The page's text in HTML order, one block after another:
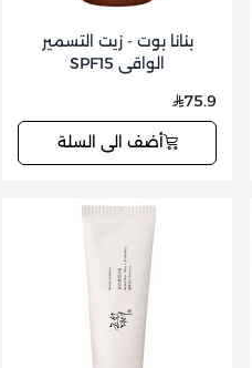
بنانا بوت - زيت التسمير
الواقي SPF15
75.9
أضف الى السلة